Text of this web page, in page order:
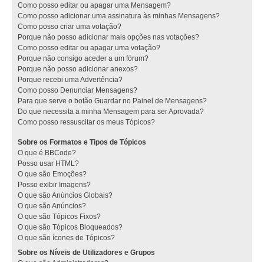
Como posso editar ou apagar uma Mensagem?
Como posso adicionar uma assinatura às minhas Mensagens?
Como posso criar uma votação?
Porque não posso adicionar mais opções nas votações?
Como posso editar ou apagar uma votação?
Porque não consigo aceder a um fórum?
Porque não posso adicionar anexos?
Porque recebi uma Advertência?
Como posso Denunciar Mensagens?
Para que serve o botão Guardar no Painel de Mensagens?
Do que necessita a minha Mensagem para ser Aprovada?
Como posso ressuscitar os meus Tópicos?
Sobre os Formatos e Tipos de Tópicos
O que é BBCode?
Posso usar HTML?
O que são Emoções?
Posso exibir Imagens?
O que são Anúncios Globais?
O que são Anúncios?
O que são Tópicos Fixos?
O que são Tópicos Bloqueados?
O que são ícones de Tópicos?
Sobre os Níveis de Utilizadores e Grupos